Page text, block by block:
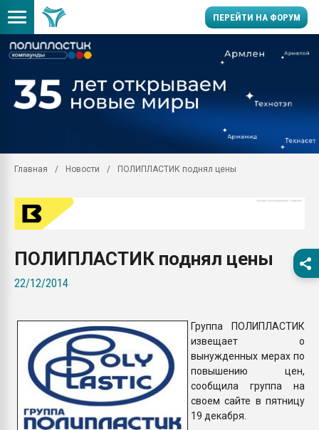
ПЕРЕЙТИ НА ФОРУМ
производство SPC
заводу пластмасс"
Помощь в подборе
Вакуум-формовочные
первый план в
пластмасс
Всё, что касается
бутылок
ПЕРЕЙТИ НА
Главная Новости ПОЛИПЛАСТИК поднял цены
ПОЛИПЛАСТИК поднял цены
22/12/2014
Группа ПОЛИПЛАСТИК
извещает о
вынужденных мерах по
повышению цен,
сообщила группа на
своем сайте в пятницу
19 декабря.